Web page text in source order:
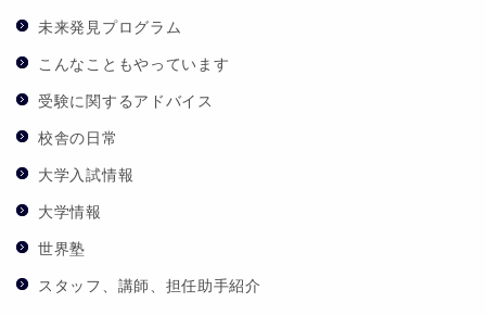
未来発見プログラム
こんなこともやっています
受験に関するアドバイス
校舎の日常
大学入試情報
大学情報
世界塾
スタッフ、講師、担任助手紹介